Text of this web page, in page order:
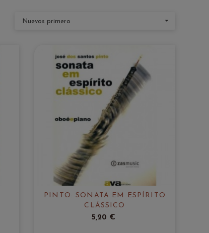
Nuevos primero 
PINTO: SONATA EM ESPÍRITO
CLÁSSICO
5,20 €